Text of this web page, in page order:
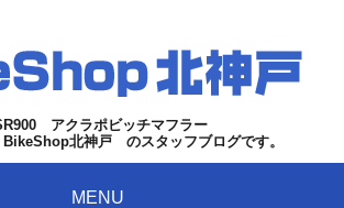
アクラポビッチマフラー
北神戸 のスタッフブログです。
MENU